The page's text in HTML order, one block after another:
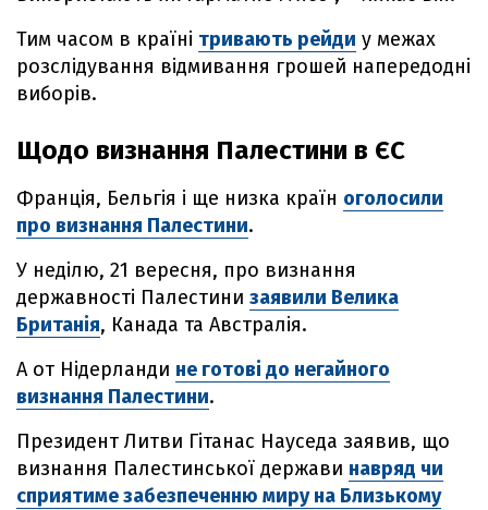
Тим часом в країні тривають рейди у межах
розслідування відмивання грошей напередодні
виборів.
Щодо визнання Палестини в ЄС
Франція, Бельгія і ще низка країн оголосили
про визнання Палестини.
У неділю, 21 вересня, про визнання
державності Палестини заявили Велика
Британія, Канада та Австралія.
А от Нідерланди не готові до негайного
визнання Палестини.
Президент Литви Гітанас Науседа заявив, що
визнання Палестинської держави навряд чи
сприятиме забезпеченню миру на Близькому